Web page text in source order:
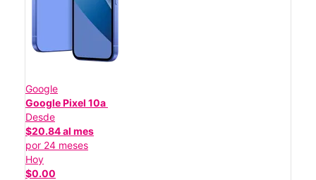
Google
Google Pixel 10a
Desde
$20.84 al mes
por 24 meses
Hoy
$0.00